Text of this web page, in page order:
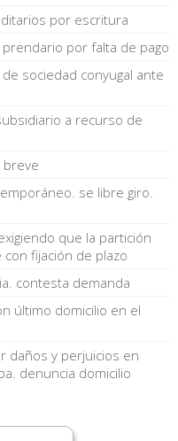
por escritura
por falta de pago
sociedad conyugal ante
a recurso de
breve
se libre giro.
que la partición
fijación de plazo
contesta demanda
último domicilio en el
daños y perjuicios en
denuncia domicilio